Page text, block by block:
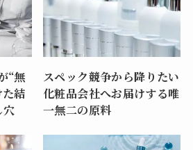
“無
結
穴
スペック競争から降りたい
化粧品会社へお届けする唯
一無二の原料